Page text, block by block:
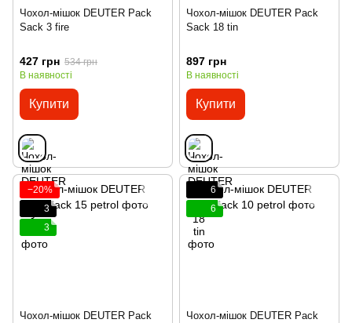
Чохол-мішок DEUTER Pack
Sack 3 fire
427 грн 534 грн
В наявності
Купити
Чохол-мішок DEUTER Pack
Sack 18 tin
897 грн
В наявності
Купити
−20%
3
3
Чохол-мішок DEUTER Pack
6
6
Чохол-мішок DEUTER Pack